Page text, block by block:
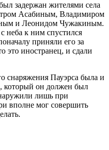
задержан жителями села
Асабиным, Владимиром
и Леонидом Чужакиным.
неба к ним спустился
приняли его за
это иностранец, и сдали
снаряжения Пауэрса была и
который он должен был
лишь при
вполне мог совершить